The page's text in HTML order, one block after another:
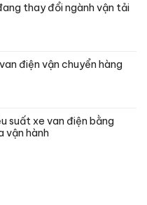
thay đổi ngành vận tải
điện vận chuyển hàng
suất xe van điện bằng
vận hành